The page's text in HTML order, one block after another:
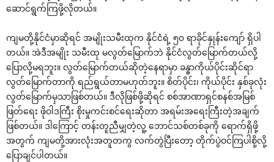
ဆောင်ရွက်ကြဖို့လိုတယ်။
ကျမတို့နိုင်ငံမှာဆိုရင် အမျိုးသမီးထုက နိုင်ငံရဲ့ ၅၀ ရာခိုင်နှုန်းကျော် ရှိပါ
တယ်။ အဲဒီအမျိုး သမီးထု မလွတ်မြောက်ဘဲ နိုင်ငံလွတ်မြောက်တယ်လို့
ပြောလို့မရဘူး။ လွတ်မြောက်တယ်ဆိုတဲ့နေရာမှာ ခန္ဓာကိုယ်ပိုင်းဆိုင်ရာ
လွတ်မြောက်တာကို ရည်ရွယ်တာမဟုတ်ဘူး။ စိတ်ပိုင်း၊ ကိုယ်ပိုင်း နှစ်ခုလုံး
လွတ်မြောက်မှသာဖြစ်တယ်။ ဒီလိုဖြစ်ဖို့ဆိုရင် စစ်အာဏာရှင်စနစ်အမြစ်
ဖြတ်ရေး ဖိုဝါဒကြီး စိုးမှုကင်းစင်ရေးဆိုတာ အရမ်းအရေးကြီးတဲ့အချက်
ဖြစ်တယ်။ ဒါကြောင့် တန်းတူညီမျှတဲ့လူ့ ဘောင်သစ်တစ်ခုကို ရောက်ရှိဖို့
အတွက် ကျမတို့အားလုံးအတူတကွ လက်တွဲပြီးတော့ တိုက်ပွဲဝင်ကြပါစို့လို့
ပြောချင်ပါတယ်။